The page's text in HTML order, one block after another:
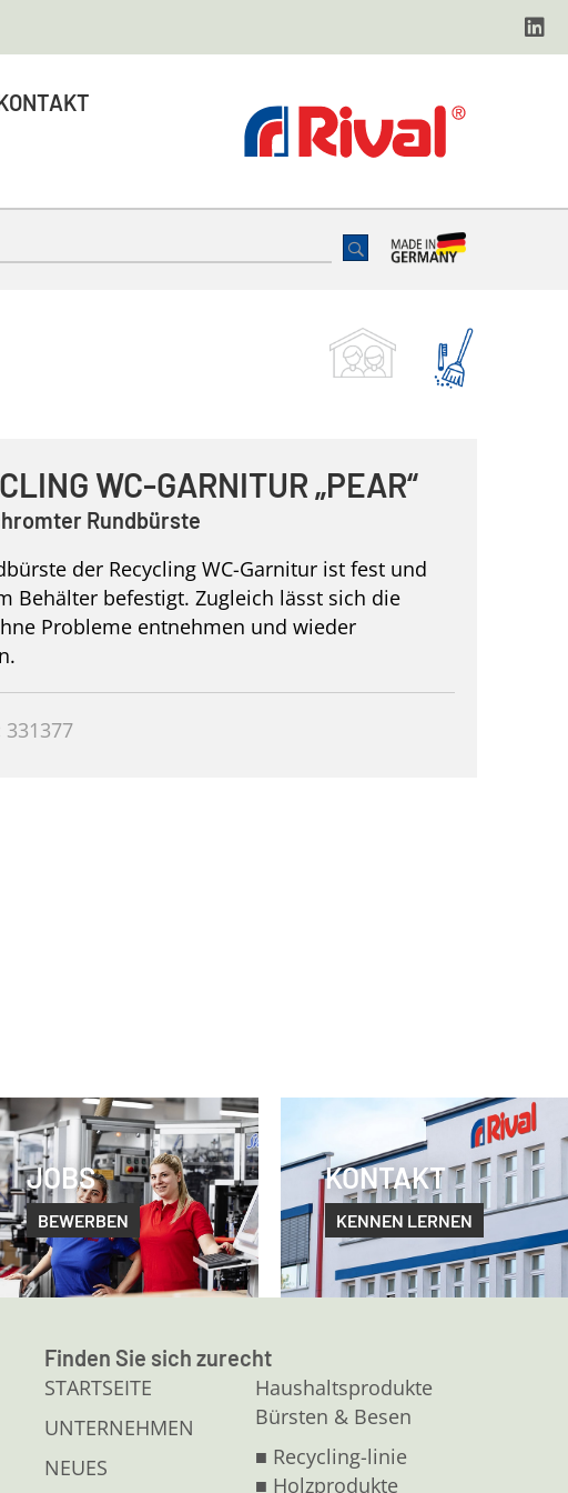
WC-GARNITUR „PEAR“
Rundbürste
der Recycling WC-Garnitur ist fest und
Behälter befestigt. Zugleich lässt sich die
Probleme entnehmen und wieder
331377
JOBS
BEWERBEN
KONTAKT
KENNEN LERNEN
Finden Sie sich zurecht
STARTSEITE
UNTERNEHMEN
NEUES
Haushaltsprodukte
Bürsten & Besen
■ Recycling-linie
■ Holzprodukte